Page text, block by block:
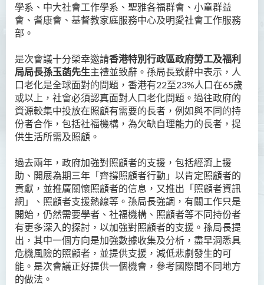
學系、中大社會工作學系、聖雅各福群會、小童群益
會、耆康會、基督教家庭服務中心及明愛社會工作服務
部。
是次會議十分榮幸邀請香港特別行政區政府勞工及福利
局局長孫玉菡先生主禮並致辭。孫局長致辭中表示，人
口老化是全球面對的問題，香港有22至23%人口在65歲
或以上，社會必須認真面對人口老化問題。過往政府的
資源較集中投放在照顧有需要的長者，例如與不同的持
份者合作，包括社福機構，為欠缺自理能力的長者，提
供生活所需及照顧。
過去兩年，政府加強對照顧者的支援，包括經濟上援
助、開展為期三年「齊撐照顧者行動」以肯定照顧者的
貢獻，並推廣關懷照顧者的信息，又推出「照顧者資訊
網」、照顧者支援熱線等。孫局長強調，有關工作只是
開始，仍然需要學者、社福機構、照顧者等不同持份者
有更多深入的探討，以加強對照顧者的支援。孫局長提
出，其中一個方向是加強數據收集及分析，盡早洞悉具
危機風險的照顧者，並提供支援，減低悲劇發生的可
能。是次會議正好提供一個機會，參考國際間不同地方
的做法。